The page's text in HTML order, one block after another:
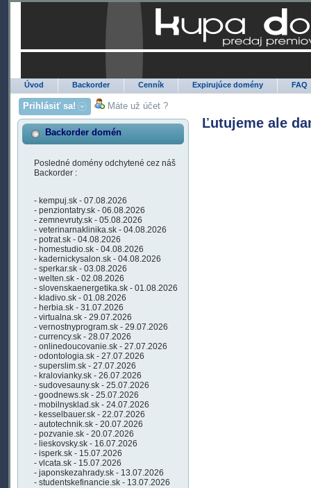
Úvod Backorder Cenník Expirujúce domény FAQ
Prihlásiť sa! Máte už účet ?
Backorder domén
Posledné domény odchytené cez náš
Backorder :
- kempuj.sk - 07.08.2026
- penziontatry.sk - 06.08.2026
- zemnevruty.sk - 05.08.2026
- veterinarnaklinika.sk - 04.08.2026
- potrat.sk - 04.08.2026
- homestudio.sk - 04.08.2026
- kadernickysalon.sk - 04.08.2026
- sperkar.sk - 03.08.2026
- welten.sk - 02.08.2026
- slovenskaenergetika.sk - 01.08.2026
- kladivo.sk - 01.08.2026
- herbia.sk - 31.07.2026
- virtualna.sk - 29.07.2026
- vernostnyprogram.sk - 29.07.2026
- currency.sk - 28.07.2026
- onlinedoucovanie.sk - 27.07.2026
- odontologia.sk - 27.07.2026
- superslim.sk - 27.07.2026
- kralovianky.sk - 26.07.2026
- sudovesauny.sk - 25.07.2026
- goodnews.sk - 25.07.2026
- mobilnysklad.sk - 24.07.2026
- kesselbauer.sk - 22.07.2026
- autotechnik.sk - 20.07.2026
- pozvanie.sk - 20.07.2026
- lieskovsky.sk - 16.07.2026
- isperk.sk - 15.07.2026
- vlcata.sk - 15.07.2026
- japonskezahrady.sk - 13.07.2026
- studentskefinancie.sk - 13.07.2026
Ľutujeme ale